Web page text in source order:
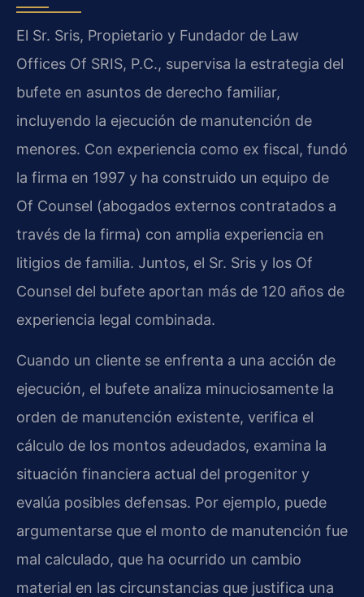
El Sr. Sris, Propietario y Fundador de Law
Offices Of SRIS, P.C., supervisa la estrategia del
bufete en asuntos de derecho familiar,
incluyendo la ejecución de manutención de
menores. Con experiencia como ex fiscal, fundó
la firma en 1997 y ha construido un equipo de
Of Counsel (abogados externos contratados a
través de la firma) con amplia experiencia en
litigios de familia. Juntos, el Sr. Sris y los Of
Counsel del bufete aportan más de 120 años de
experiencia legal combinada.
Cuando un cliente se enfrenta a una acción de
ejecución, el bufete analiza minuciosamente la
orden de manutención existente, verifica el
cálculo de los montos adeudados, examina la
situación financiera actual del progenitor y
evalúa posibles defensas. Por ejemplo, puede
argumentarse que el monto de manutención fue
mal calculado, que ha ocurrido un cambio
material en las circunstancias que justifica una